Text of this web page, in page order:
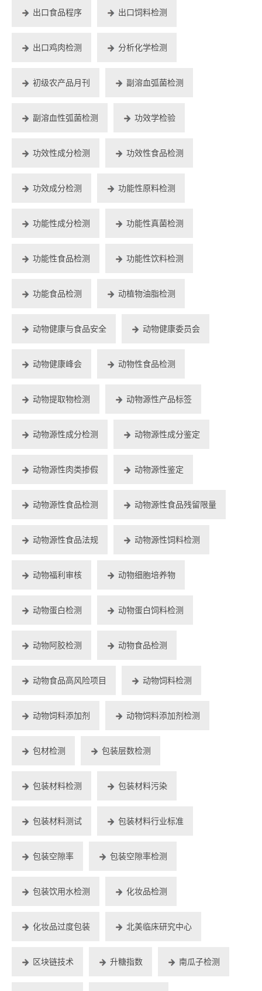
出口食品程序 出口饲料检测
出口鸡肉检测 分析化学检测
初级农产品月刊 副溶血弧菌检测
副溶血性弧菌检测 功效学检验
功效性成分检测 功效性食品检测
功效成分检测 功能性原料检测
功能性成分检测 功能性真菌检测
功能性食品检测 功能性饮料检测
功能食品检测 动植物油脂检测
动物健康与食品安全 动物健康委员会
动物健康峰会 动物性食品检测
动物提取物检测 动物源性产品标签
动物源性成分检测 动物源性成分鉴定
动物源性肉类掺假 动物源性鉴定
动物源性食品检测 动物源性食品残留限量
动物源性食品法规 动物源性饲料检测
动物福利审核 动物细胞培养物
动物蛋白检测 动物蛋白饲料检测
动物阿胶检测 动物食品检测
动物食品高风险项目 动物饲料检测
动物饲料添加剂 动物饲料添加剂检测
包材检测 包装层数检测
包装材料检测 包装材料污染
包装材料测试 包装材料行业标准
包装空隙率 包装空隙率检测
包装饮用水检测 化妆品检测
化妆品过度包装 北美临床研究中心
区块链技术 升糖指数 南瓜子检测